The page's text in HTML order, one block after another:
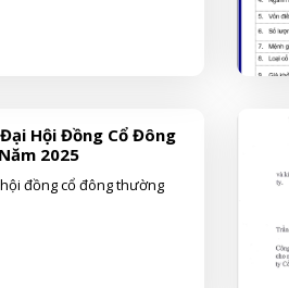
Hội Đồng Cổ Đông
2025
đồng cổ đông thường